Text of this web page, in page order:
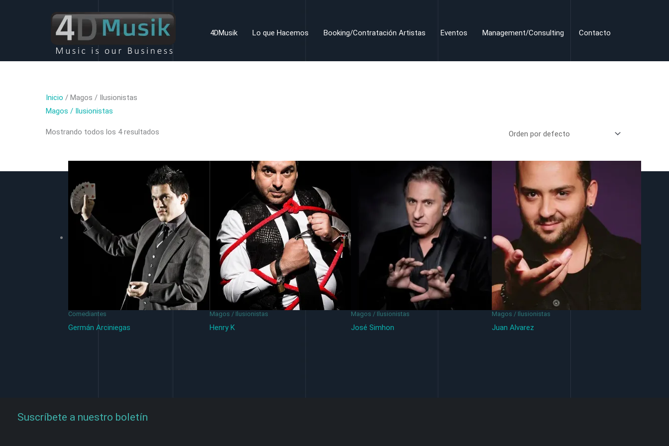
4DMusik Lo que Hacemos Booking/Contratación Artistas Eventos Management/Consulting Contacto
Inicio / Magos / Ilusionistas
Magos / Ilusionistas
Mostrando todos los 4 resultados
Comediantes
Germán Arciniegas
Magos / Ilusionistas
Henry K
Magos / Ilusionistas
José Simhon
Magos / Ilusionistas
Juan Alvarez
Suscríbete a nuestro boletín